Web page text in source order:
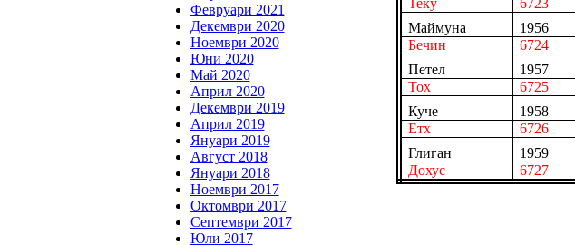
Февруари 2021
Декември 2020
Ноември 2020
Юни 2020
Май 2020
Април 2020
Декември 2019
Април 2019
Януари 2019
Август 2018
Януари 2018
Ноември 2017
Октомври 2017
Септември 2017
Юли 2017
Теку
6723
Маймуна
1956
Бечин
6724
Петел
1957
Тох
6725
Куче
1958
Eтх
6726
Глиган
1959
Дохус
6727